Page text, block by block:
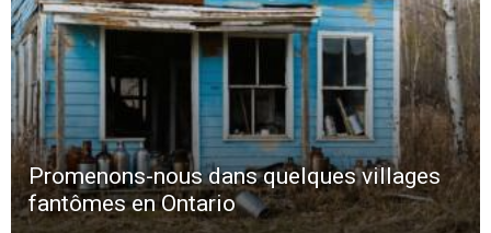
Promenons-nous dans quelques villages
fantômes en Ontario